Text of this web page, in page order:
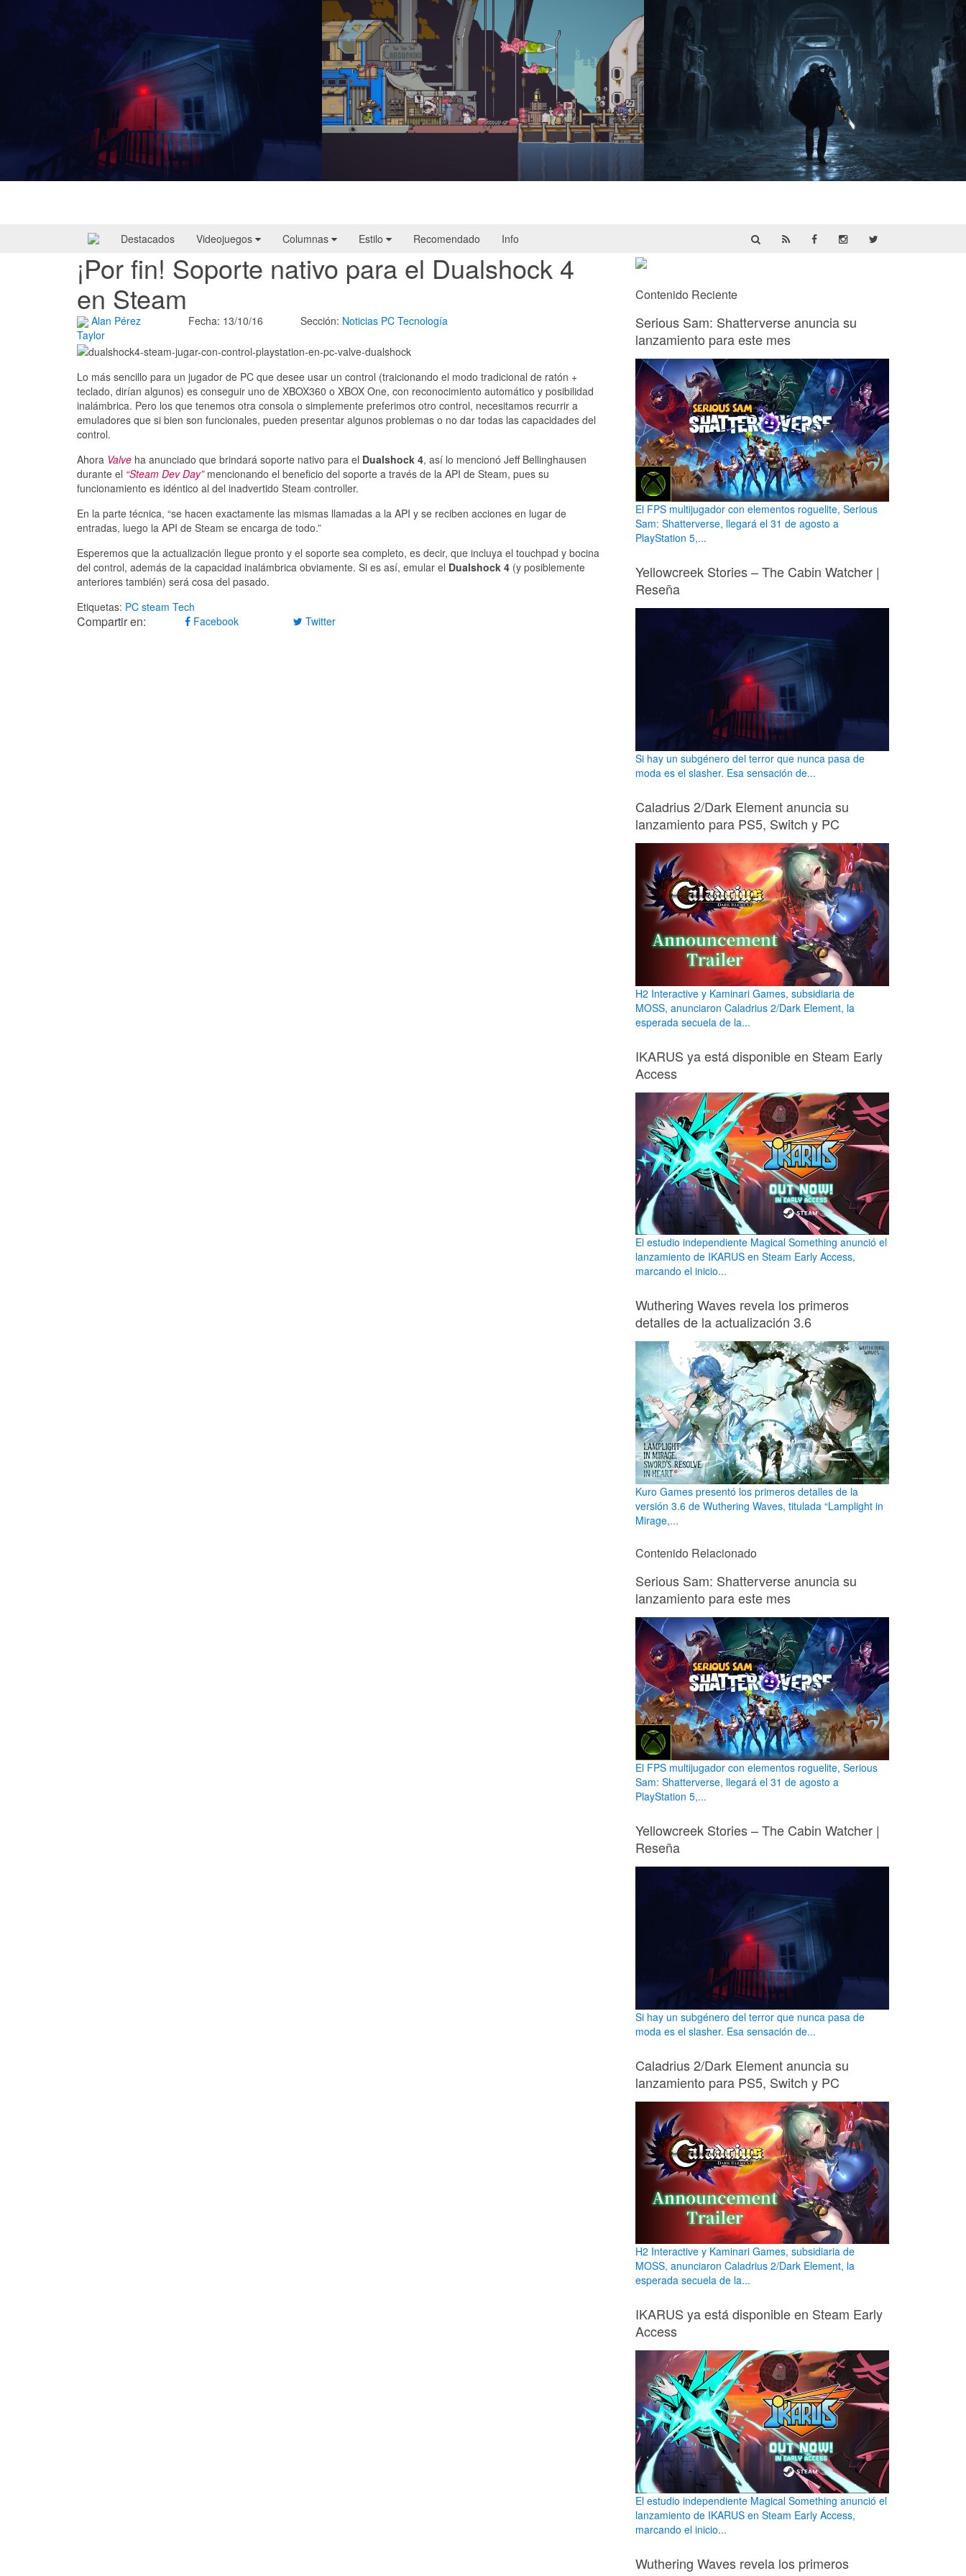
Destacados Videojuegos Columnas Estilo Recomendado Info
¡Por fin! Soporte nativo para el Dualshock 4
en Steam
Alan Pérez
Taylor
Fecha: 13/10/16 Sección: Noticias PC Tecnología
Lo más sencillo para un jugador de PC que desee usar un control (traicionando el modo tradicional de ratón +
teclado, dirían algunos) es conseguir uno de XBOX360 o XBOX One, con reconocimiento automático y posibilidad
inalámbrica. Pero los que tenemos otra consola o simplemente preferimos otro control, necesitamos recurrir a
emuladores que si bien son funcionales, pueden presentar algunos problemas o no dar todas las capacidades del
control.
Ahora Valve ha anunciado que brindará soporte nativo para el Dualshock 4, así lo mencionó Jeff Bellinghausen
durante el “Steam Dev Day”mencionando el beneficio del soporte a través de la API de Steam, pues su
funcionamiento es idéntico al del inadvertido Steam controller.
En la parte técnica, “se hacen exactamente las mismas llamadas a la API y se reciben acciones en lugar de
entradas, luego la API de Steam se encarga de todo.”
Esperemos que la actualización llegue pronto y el soporte sea completo, es decir, que incluya el touchpad y bocina
del control, además de la capacidad inalámbrica obviamente. Si es así, emular el Dualshock 4 (y posiblemente
anteriores también) será cosa del pasado.
Etiquetas: PC steam Tech
Compartir en: Facebook Twitter
Contenido Reciente
Serious Sam: Shatterverse anuncia su
lanzamiento para este mes
El FPS multijugador con elementos roguelite, Serious
Sam: Shatterverse, llegará el 31 de agosto a
PlayStation 5,...
Yellowcreek Stories – The Cabin Watcher |
Reseña
Si hay un subgénero del terror que nunca pasa de
moda es el slasher. Esa sensación de...
Caladrius 2/Dark Element anuncia su
lanzamiento para PS5, Switch y PC
H2 Interactive y Kaminari Games, subsidiaria de
MOSS, anunciaron Caladrius 2/Dark Element, la
esperada secuela de la...
IKARUS ya está disponible en Steam Early
Access
El estudio independiente Magical Something anunció el
lanzamiento de IKARUS en Steam Early Access,
marcando el inicio...
Wuthering Waves revela los primeros
detalles de la actualización 3.6
Kuro Games presentó los primeros detalles de la
versión 3.6 de Wuthering Waves, titulada “Lamplight in
Mirage,...
Contenido Relacionado
Serious Sam: Shatterverse anuncia su
lanzamiento para este mes
El FPS multijugador con elementos roguelite, Serious
Sam: Shatterverse, llegará el 31 de agosto a
PlayStation 5,...
Yellowcreek Stories – The Cabin Watcher |
Reseña
Si hay un subgénero del terror que nunca pasa de
moda es el slasher. Esa sensación de...
Caladrius 2/Dark Element anuncia su
lanzamiento para PS5, Switch y PC
H2 Interactive y Kaminari Games, subsidiaria de
MOSS, anunciaron Caladrius 2/Dark Element, la
esperada secuela de la...
IKARUS ya está disponible en Steam Early
Access
El estudio independiente Magical Something anunció el
lanzamiento de IKARUS en Steam Early Access,
marcando el inicio...
Wuthering Waves revela los primeros